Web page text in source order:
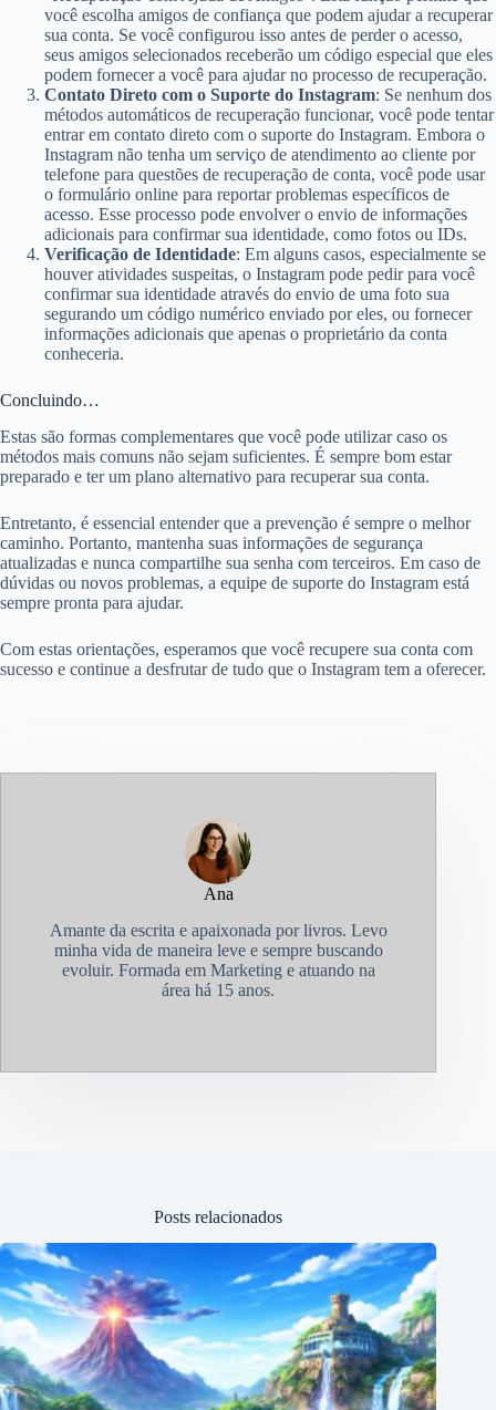
você escolha amigos de confiança que podem ajudar a recuperar
sua conta. Se você configurou isso antes de perder o acesso,
seus amigos selecionados receberão um código especial que eles
podem fornecer a você para ajudar no processo de recuperação.
Contato Direto com o Suporte do Instagram: Se nenhum dos
métodos automáticos de recuperação funcionar, você pode tentar
entrar em contato direto com o suporte do Instagram. Embora o
Instagram não tenha um serviço de atendimento ao cliente por
telefone para questões de recuperação de conta, você pode usar
o formulário online para reportar problemas específicos de
acesso. Esse processo pode envolver o envio de informações
adicionais para confirmar sua identidade, como fotos ou IDs.
Verificação de Identidade: Em alguns casos, especialmente se
houver atividades suspeitas, o Instagram pode pedir para você
confirmar sua identidade através do envio de uma foto sua
segurando um código numérico enviado por eles, ou fornecer
informações adicionais que apenas o proprietário da conta
conheceria.
Concluindo…
Estas são formas complementares que você pode utilizar caso os
métodos mais comuns não sejam suficientes. É sempre bom estar
preparado e ter um plano alternativo para recuperar sua conta.
Entretanto, é essencial entender que a prevenção é sempre o melhor
caminho. Portanto, mantenha suas informações de segurança
atualizadas e nunca compartilhe sua senha com terceiros. Em caso de
dúvidas ou novos problemas, a equipe de suporte do Instagram está
sempre pronta para ajudar.
Com estas orientações, esperamos que você recupere sua conta com
sucesso e continue a desfrutar de tudo que o Instagram tem a oferecer.
Ana
Amante da escrita e apaixonada por livros. Levo
minha vida de maneira leve e sempre buscando
evoluir. Formada em Marketing e atuando na
área há 15 anos.
Posts relacionados